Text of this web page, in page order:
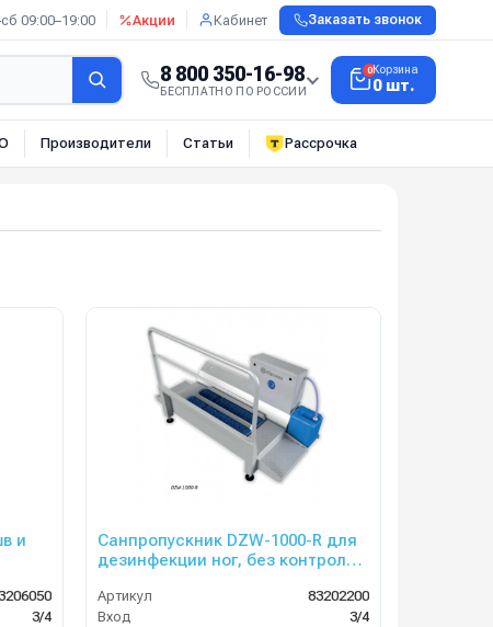
09:00–19:00 Акции Кабинет Заказать звонок
8 800 350-16-98
БЕСПЛАТНО ПО РОССИИ
0Корзина
0 шт.
Производители Статьи Рассрочка
и
3/4
Санпропускник DZW-1000-R для
дезинфекции ног, без контроля
Артикул
83202200
Вход
3/4